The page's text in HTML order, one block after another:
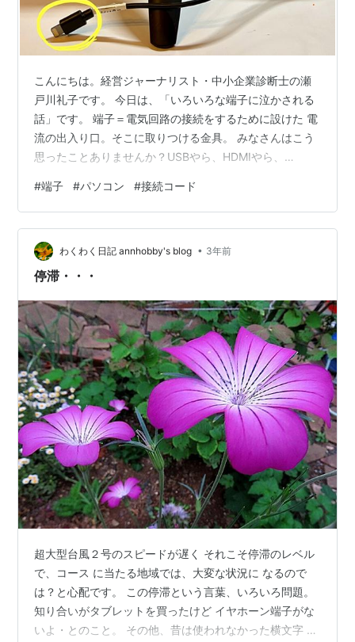
こんにちは。経営ジャーナリスト・中小企業診断士の瀬
戸川礼子です。 今日は、「いろいろな端子に泣かされる
話」です。 端子＝電気回路の接続をするために設けた 電
流の出入り口。そこに取りつける金具。 みなさんはこう
思ったことありませんか？USBやら、HDMIやら、
たらありゃしない。 電気機器が好きな人なら、そういう
部分も楽しかったり、必要なのだと納得したりしている
かもですが、 私は好きでも得意でもなく、必要に迫られ
て使っている立場。いい加減にしてくれ～と、泣いてま
す。ほんと。 デジタルの世の中で、私のように端子に泣
#端子 #パソコン #接続コード
わくわく日記 annhobby's blog • 3年前
停滞・・・
超大型台風２号のスピードが遅く それこそ停滞のレベル
で、コース に当たる地域では、大変な状況に なるので
は？と心配です。 この停滞という言葉、いろいろ問題。
知り合いがタブレットを買ったけど イヤホーン端子がな
いよ・とのこと。 その他、昔は使われなかった横文字 単